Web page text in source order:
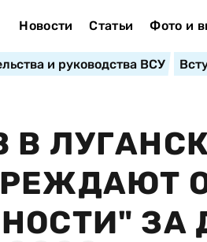
Новости Статьи Фото и
и руководства ВСУ
В
ЗА